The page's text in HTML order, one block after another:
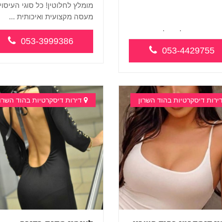
חדש-בהרצליה כל סוגי
053-4429755
מומלץ לחלוטין! כל סוגי
מעסה מקצועית ואיכותית ...
053-3999386
דיסקרטיות בהוד השרון דירות דיסקרטיות בהוד